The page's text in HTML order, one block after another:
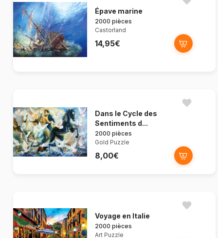
Épave marine
2000 pièces
Castorland
14,95€
Dans le Cycle des
Sentiments d...
2000 pièces
Gold Puzzle
8,00€
Voyage en Italie
2000 pièces
Art Puzzle